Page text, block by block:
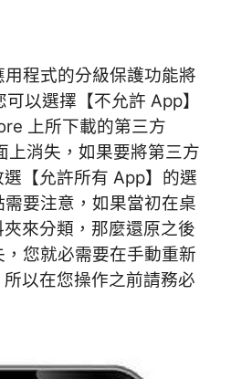
程式的分級保護功能將
可以選擇【不允許 App】
上所下載的第三方
上消失，如果要將第三方
【允許所有 App】的選
要注意，如果當初在桌
來分類，那麼還原之後
您就必需要在手動重新
以在您操作之前請務必